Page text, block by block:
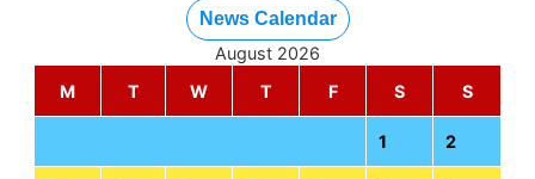
News Calendar
August 2026
M
T W T F S S
1 2